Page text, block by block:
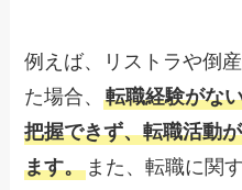
例えば、リストラや倒
た場合、転職経験がな
把握できず、転職活動
ます。 また、転職に関